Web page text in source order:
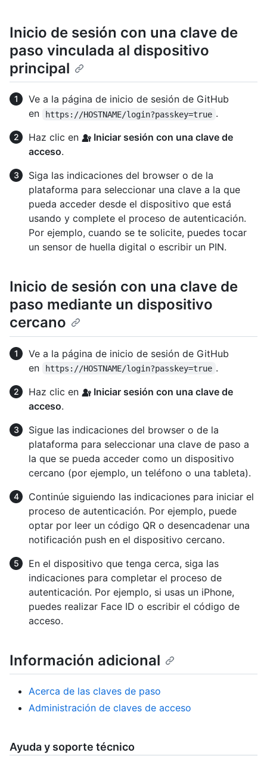
Inicio de sesión con una clave de
paso vinculada al dispositivo
principal
Ve a la página de inicio de sesión de GitHub
en
https://HOSTNAME/login?passkey=true .
Haz clic en
Iniciar sesión con una clave de
acceso.
Siga las indicaciones del browser o de la
plataforma para seleccionar una clave a la que
pueda acceder desde el dispositivo que está
usando y complete el proceso de autenticación.
Por ejemplo, cuando se te solicite, puedes tocar
un sensor de huella digital o escribir un PIN.
Inicio de sesión con una clave de
paso mediante un dispositivo
cercano
Ve a la página de inicio de sesión de GitHub
en
https://HOSTNAME/login?passkey=true .
Haz clic en
Iniciar sesión con una clave de
acceso.
Sigue las indicaciones del browser o de la
plataforma para seleccionar una clave de paso a
la que se pueda acceder como un dispositivo
cercano (por ejemplo, un teléfono o una tableta).
Continúe siguiendo las indicaciones para iniciar el
proceso de autenticación. Por ejemplo, puede
optar por leer un código QR o desencadenar una
notificación push en el dispositivo cercano.
En el dispositivo que tenga cerca, siga las
indicaciones para completar el proceso de
autenticación. Por ejemplo, si usas un iPhone,
puedes realizar Face ID o escribir el código de
acceso.
Información adicional
Acerca de las claves de paso
Administración de claves de acceso
Ayuda y soporte técnico